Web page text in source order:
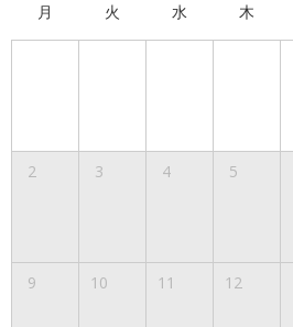
月 火 水 木
2 3 4 5
9 10 11 12